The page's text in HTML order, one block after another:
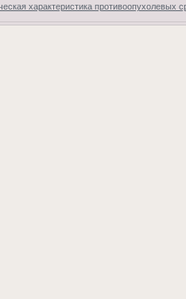
характеристика противоопухолевых